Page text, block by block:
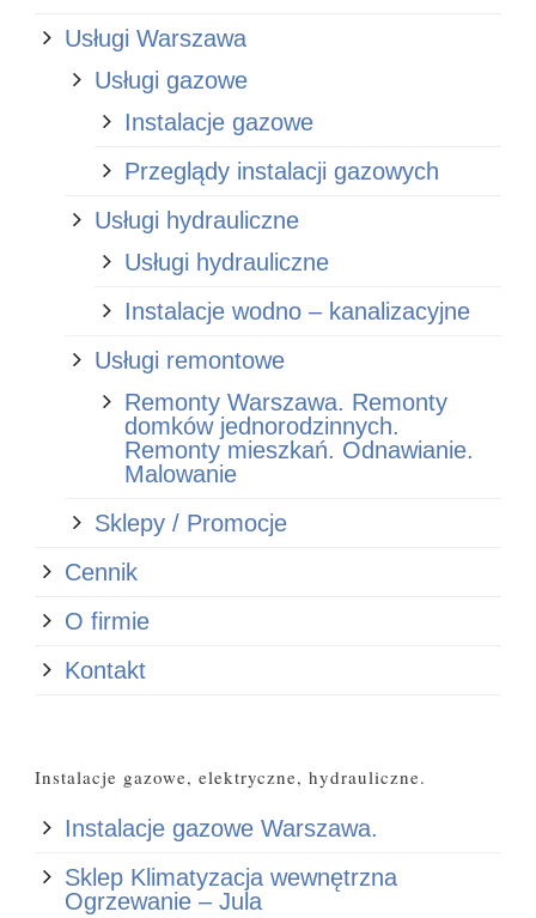
Usługi Warszawa
Usługi gazowe
Instalacje gazowe
Przeglądy instalacji gazowych
Usługi hydrauliczne
Usługi hydrauliczne
Instalacje wodno – kanalizacyjne
Usługi remontowe
Remonty Warszawa. Remonty
domków jednorodzinnych.
Remonty mieszkań. Odnawianie.
Malowanie
Sklepy / Promocje
Cennik
O firmie
Kontakt
Instalacje gazowe, elektryczne, hydrauliczne.
Instalacje gazowe Warszawa.
Sklep Klimatyzacja wewnętrzna
Ogrzewanie – Jula